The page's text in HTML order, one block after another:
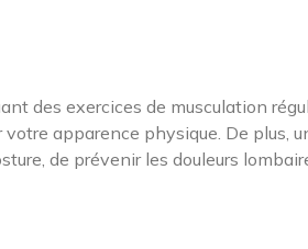
des exercices de musculation
apparence physique. De plus,
de prévenir les douleurs